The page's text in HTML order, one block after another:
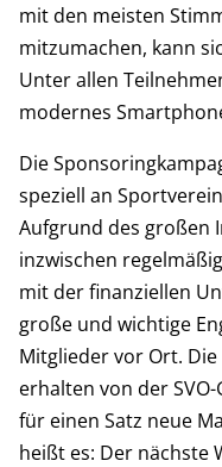
mit den meisten
mitzumachen, kann
Unter allen
modernes
Die
speziell an
Aufgrund des großen
inzwischen
mit der finanziellen
große und wichtige
Mitglieder vor Ort.
erhalten von der
für einen Satz neue
heißt es: Der nächste